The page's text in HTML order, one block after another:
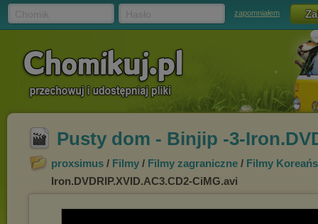
zapomniałem
Pusty dom - Binjip -3-
proxsimus / Filmy / Filmy zagraniczne / Filmy
Iron.DVDRIP.XVID.AC3.CD2-CiMG.avi